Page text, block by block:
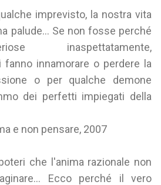
imprevisto, la nostra vita
palude… Se non fosse perché
inaspettatamente,
innamorare o perdere la
o per qualche demone
dei perfetti impiegati della
e non pensare, 2007
che l'anima razionale non
Ecco perché il vero